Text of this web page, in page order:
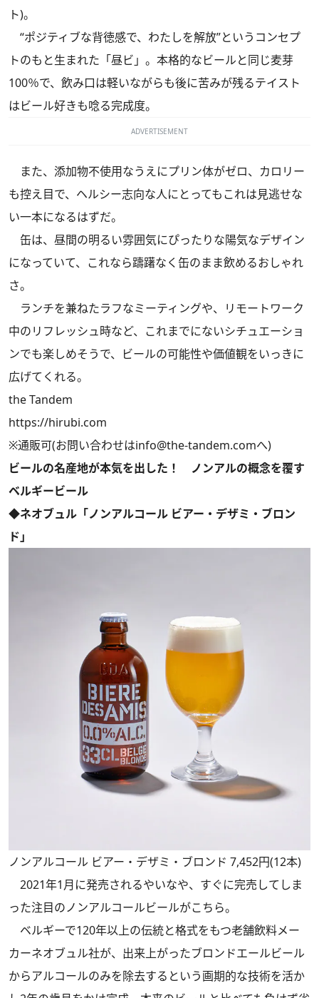
ト)。
“ポジティブな背徳感で、わたしを解放”というコンセプ
トのもと生まれた「昼ビ」。本格的なビールと同じ麦芽
100％で、飲み口は軽いながらも後に苦みが残るテイスト
はビール好きも唸る完成度。
ADVERTISEMENT
また、添加物不使用なうえにプリン体がゼロ、カロリー
も控え目で、ヘルシー志向な人にとってもこれは見逃せな
い一本になるはずだ。
缶は、昼間の明るい雰囲気にぴったりな陽気なデザイン
になっていて、これなら躊躇なく缶のまま飲めるおしゃれ
さ。
ランチを兼ねたラフなミーティングや、リモートワーク
中のリフレッシュ時など、これまでにないシチュエーショ
ンでも楽しめそうで、ビールの可能性や価値観をいっきに
広げてくれる。
the Tandem
https://hirubi.com
※通販可(お問い合わせはinfo@the-tandem.comへ)
ビールの名産地が本気を出した！ ノンアルの概念を覆す
ベルギービール
◆ネオブュル「ノンアルコール ビアー・デザミ・ブロン
ド」
ノンアルコール ビアー・デザミ・ブロンド 7,452円(12本)
2021年1月に発売されるやいなや、すぐに完売してしま
った注目のノンアルコールビールがこちら。
ベルギーで120年以上の伝統と格式をもつ老舗飲料メー
カーネオブュル社が、出来上がったブロンドエールビール
からアルコールのみを除去するという画期的な技術を活か